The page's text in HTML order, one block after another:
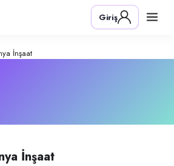
– Şirket Profili
bölgesinde i̇nşaat ve yapı
Giriş
İnşaat
İnşaat